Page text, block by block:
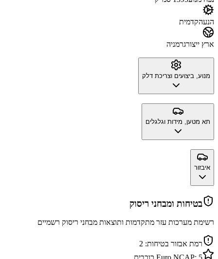
הנעהקדמית
ארץ ייצורגרמניה
מנוע, ביצועים וצריכת דלק
תא מטען, מידות וגלגלים
איבזור
בטיחות ומבחני ריסוק
רשימת מערכות עזר מתקדמות ותוצאות מבחני ריסוק רשמיים
רמת אבזור בטיחות: 2